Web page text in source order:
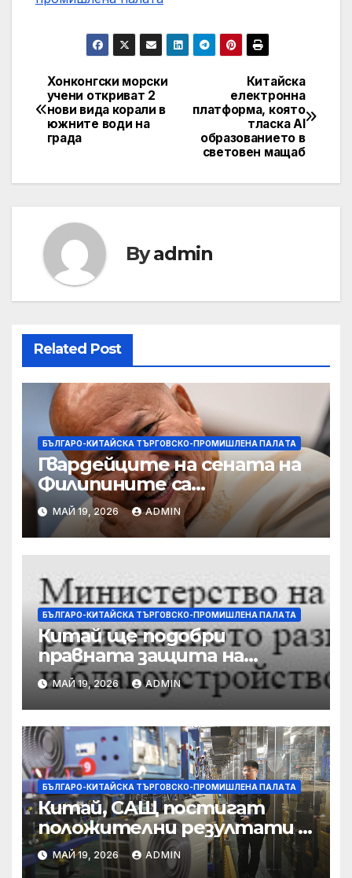
Навигация
Китайска
електронна
платформа, която
тласка AI
образованието в
световен мащаб
Хонконгски морски
учени откриват 2
нови вида корали в
южните води на
града
Byadmin
Related Post
БЪЛГАРО-КИТАЙСКА ТЪРГОВСКО-ПРОМИШЛЕНА ПАЛAТА
Гвардейците на сената на
Филипините са
разследвани за стрелба,
докато сенаторът беглец
бяга
МАЙ 19, 2026 ADMIN
БЪЛГАРО-КИТАЙСКА ТЪРГОВСКО-ПРОМИШЛЕНА ПАЛAТА
Китай ще подобри
правната защита на
предприятията, ще се
съсредоточи върху
борбата с
корпоративната
престъпност
МАЙ 19, 2026 ADMIN
БЪЛГАРО-КИТАЙСКА ТЪРГОВСКО-ПРОМИШЛЕНА ПАЛAТА
Китай, САЩ постигат
положителни резултати в
икономическите и
търговски консултации:
МАЙ 19, 2026 ADMIN